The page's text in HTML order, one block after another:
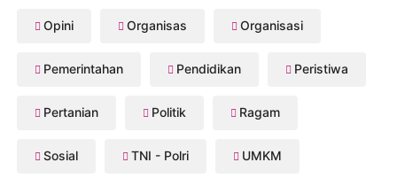
Opini Organisas Organisasi
Pemerintahan Pendidikan Peristiwa
Pertanian Politik Ragam
Sosial TNI - Polri UMKM